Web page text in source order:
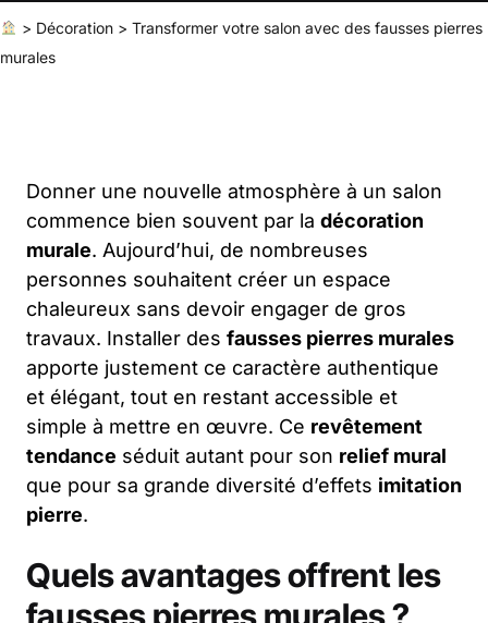
> Décoration> Transformer votre salon avec des fausses pierres
murales
Donner une nouvelle atmosphère à un salon
commence bien souvent par la décoration
murale. Aujourd’hui, de nombreuses
personnes souhaitent créer un espace
chaleureux sans devoir engager de gros
travaux. Installer des fausses pierres murales
apporte justement ce caractère authentique
et élégant, tout en restant accessible et
simple à mettre en œuvre. Ce revêtement
tendance séduit autant pour son relief mural
que pour sa grande diversité d’effets imitation
pierre.
Quels avantages offrent les